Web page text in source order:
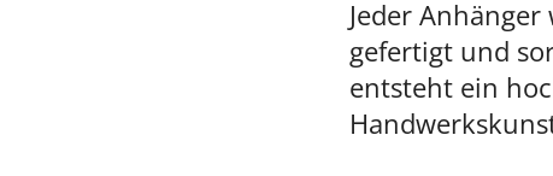
Jeder
gefertigt und
entsteht ein